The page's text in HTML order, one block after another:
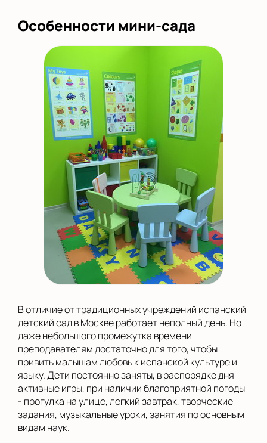
Особенности мини-сада
В отличие от традиционных учреждений испанский
детский сад в Москве работает неполный день. Но
даже небольшого промежутка времени
преподавателям достаточно для того, чтобы
привить малышам любовь к испанской культуре и
языку. Дети постоянно заняты, в распорядке дня
активные игры, при наличии благоприятной погоды
- прогулка на улице, легкий завтрак, творческие
задания, музыкальные уроки, занятия по основным
видам наук.